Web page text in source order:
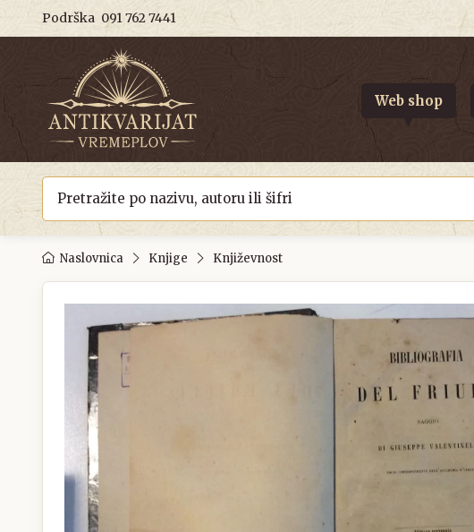
Podrška 091 762 7441
Web shop
Naslovnica Knjige Književnost